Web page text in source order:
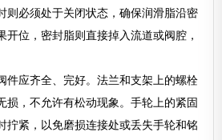
则必须处于关闭状态，确保润滑脂沿密
开位，密封脂则直接掉入流道或阀腔，
件应齐全、完好。法兰和支架上的螺栓
损，不允许有松动现象。手轮上的紧固
拧紧，以免磨损连接处或丢失手轮和铭